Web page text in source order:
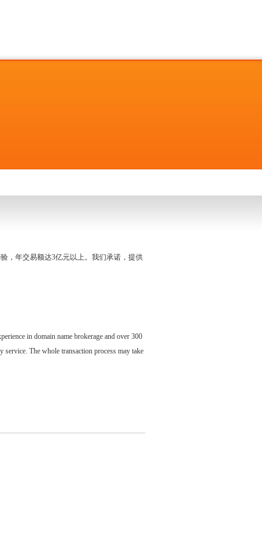
，年交易额达3亿元以上。我们承诺，提供
in domain name brokerage and over 300
The whole transaction process may take